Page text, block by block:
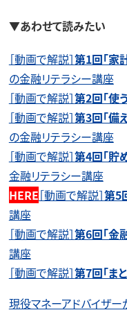
▼あわせて読みたい
［動画で解説］第1回「家
の金融リテラシー講座
［動画で解説］第2回「使う
［動画で解説］第3回「備
の金融リテラシー講座
［動画で解説］第4回「貯
金融リテラシー講座
HERE［動画で解説］第5
講座
［動画で解説］第6回「金
講座
［動画で解説］第7回「ま
現役マネーアドバイザー